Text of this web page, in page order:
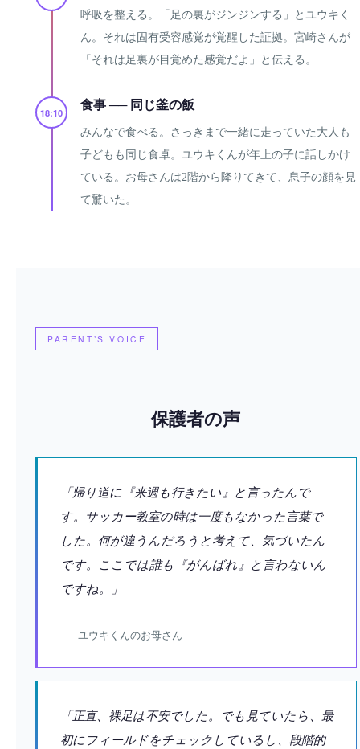
呼吸を整える。「足の裏がジンジンする」とユウキく
ん。それは固有受容感覚が覚醒した証拠。宮崎さんが
「それは足裏が目覚めた感覚だよ」と伝える。
18:10
食事 ── 同じ釜の飯
みんなで食べる。さっきまで一緒に走っていた大人も
子どもも同じ食卓。ユウキくんが年上の子に話しかけ
ている。お母さんは2階から降りてきて、息子の顔を見
て驚いた。
PARENT’S VOICE
保護者の声
「帰り道に『来週も行きたい』と言ったんで
す。サッカー教室の時は一度もなかった言葉で
した。何が違うんだろうと考えて、気づいたん
です。ここでは誰も『がんばれ』と言わないん
ですね。」
── ユウキくんのお母さん
「正直、裸足は不安でした。でも見ていたら、最
初にフィールドをチェックしているし、段階的